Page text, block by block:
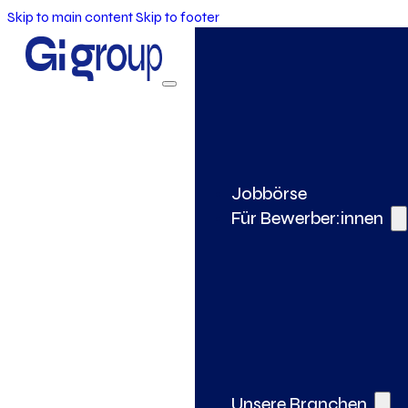
Skip to main contentSkip to footer
Jobbörse
Für Bewerber:innen